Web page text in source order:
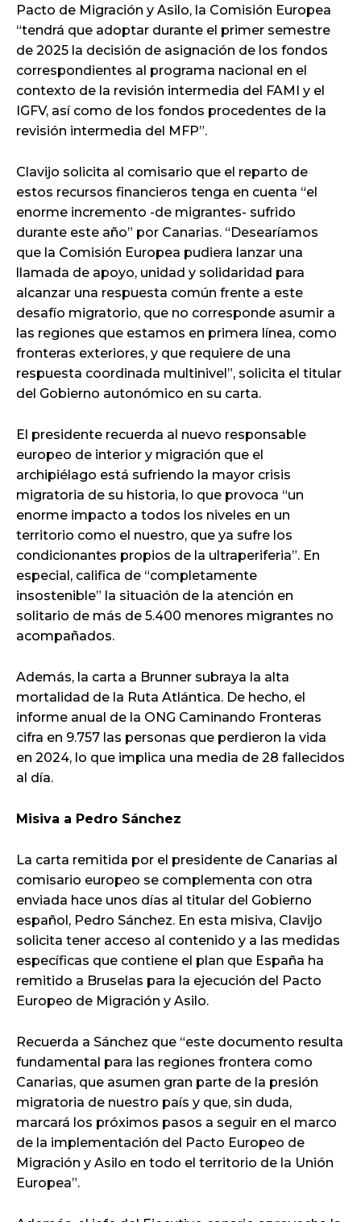
Pacto de Migración y Asilo, la Comisión Europea
“tendrá que adoptar durante el primer semestre
de 2025 la decisión de asignación de los fondos
correspondientes al programa nacional en el
contexto de la revisión intermedia del FAMI y el
IGFV, así como de los fondos procedentes de la
revisión intermedia del MFP”.
Clavijo solicita al comisario que el reparto de
estos recursos financieros tenga en cuenta “el
enorme incremento -de migrantes- sufrido
durante este año” por Canarias. “Desearíamos
que la Comisión Europea pudiera lanzar una
llamada de apoyo, unidad y solidaridad para
alcanzar una respuesta común frente a este
desafío migratorio, que no corresponde asumir a
las regiones que estamos en primera línea, como
fronteras exteriores, y que requiere de una
respuesta coordinada multinivel”, solicita el titular
del Gobierno autonómico en su carta.
El presidente recuerda al nuevo responsable
europeo de interior y migración que el
archipiélago está sufriendo la mayor crisis
migratoria de su historia, lo que provoca “un
enorme impacto a todos los niveles en un
territorio como el nuestro, que ya sufre los
condicionantes propios de la ultraperiferia”. En
especial, califica de “completamente
insostenible” la situación de la atención en
solitario de más de 5.400 menores migrantes no
acompañados.
Además, la carta a Brunner subraya la alta
mortalidad de la Ruta Atlántica. De hecho, el
informe anual de la ONG Caminando Fronteras
cifra en 9.757 las personas que perdieron la vida
en 2024, lo que implica una media de 28 fallecidos
al día.
Misiva a Pedro Sánchez
La carta remitida por el presidente de Canarias al
comisario europeo se complementa con otra
enviada hace unos días al titular del Gobierno
español, Pedro Sánchez. En esta misiva, Clavijo
solicita tener acceso al contenido y a las medidas
específicas que contiene el plan que España ha
remitido a Bruselas para la ejecución del Pacto
Europeo de Migración y Asilo.
Recuerda a Sánchez que “este documento resulta
fundamental para las regiones frontera como
Canarias, que asumen gran parte de la presión
migratoria de nuestro país y que, sin duda,
marcará los próximos pasos a seguir en el marco
de la implementación del Pacto Europeo de
Migración y Asilo en todo el territorio de la Unión
Europea”.